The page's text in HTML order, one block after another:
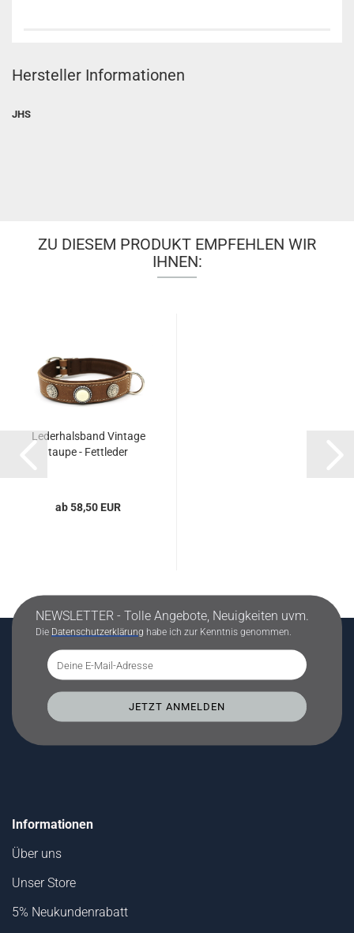
Hersteller Informationen
JHS
ZU DIESEM PRODUKT EMPFEHLEN WIR
IHNEN:
Lederhalsband Vintage
taupe - Fettleder
ab 58,50 EUR
NEWSLETTER - Tolle Angebote, Neuigkeiten uvm.
Die Datenschutzerklärung habe ich zur Kenntnis genommen.
Informationen
Über uns
Unser Store
5% Neukundenrabatt